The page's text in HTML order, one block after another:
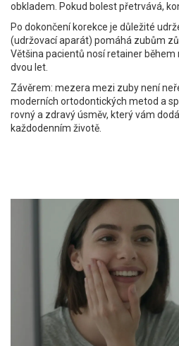
obkladem. Pokud bolest přetrvává,
Po dokončení korekce je důležité
(udržovací aparát) pomáhá zubům
Většina pacientů nosí retainer během
dvou let.
Závěrem: mezera mezi zuby není
moderních ortodontických metod a
rovný a zdravý úsměv, který vám
každodenním životě.